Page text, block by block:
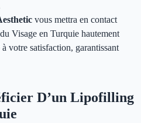
vous mettra en contact
Visage en Turquie hautement
votre satisfaction, garantissant
D’un Lipofilling